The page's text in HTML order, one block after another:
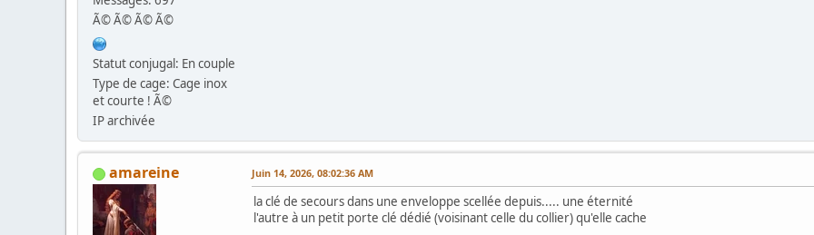
Ã© Ã© Ã© Ã©
Statut conjugal: En couple
Type de cage: Cage inox
et courte ! Ã©
IP archivée
amareine Juin 14, 2026, 08:02:36 AM
la clé de secours dans une enveloppe scellée depuis..... une éternité
l'autre à un petit porte clé dédié (voisinant celle du collier) qu'elle cache